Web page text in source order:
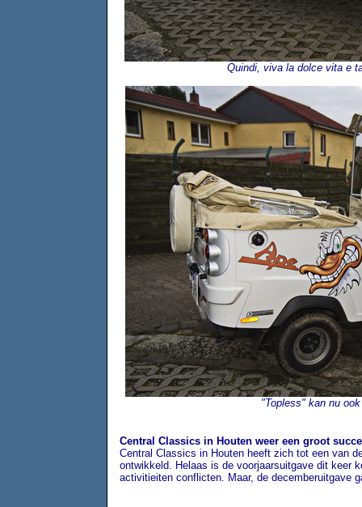
Quindi, viva la dolce vita e
"Topless" kan nu
Central Classics in Houten weer een groot
Central Classics in Houten heeft zich tot een van
ontwikkeld. Helaas is de voorjaarsuitgave dit keer
activitieiten conflicten. Maar, de decemberuitgave